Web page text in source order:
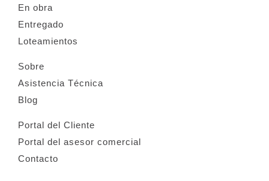
En obra
Entregado
Loteamientos
Sobre
Asistencia Técnica
Blog
Portal del Cliente
Portal del asesor comercial
Contacto